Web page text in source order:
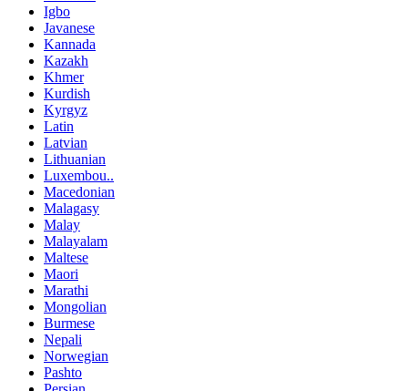
Igbo
Javanese
Kannada
Kazakh
Khmer
Kurdish
Kyrgyz
Latin
Latvian
Lithuanian
Luxembou..
Macedonian
Malagasy
Malay
Malayalam
Maltese
Maori
Marathi
Mongolian
Burmese
Nepali
Norwegian
Pashto